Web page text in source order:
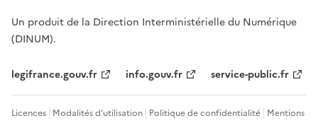
Un produit de la Direction Interministérielle du Numérique
(DINUM).
legifrance.gouv.fr info.gouv.fr service-public.fr
Licences Modalités d'utilisation Politique de confidentialité Mentions